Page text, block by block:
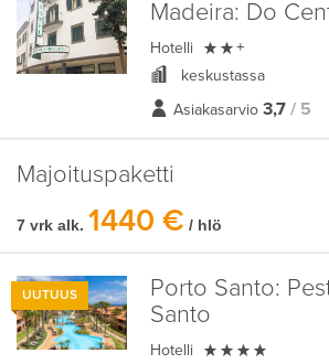
Madeira: Do
Hotelli  +
keskustassa
Asiakasarvio 3,7 / 5
Majoituspaketti
7 vrk alk. 1440 € / hlö
UUTUUS Porto Santo:
Santo
Hotelli 